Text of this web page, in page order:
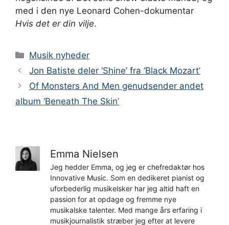
med i den nye Leonard Cohen-dokumentar
Hvis det er din vilje.
Kategorier
Musik nyheder
Jon Batiste deler ‘Shine’ fra ‘Black Mozart’
Of Monsters And Men genudsender andet
album ‘Beneath The Skin’
Emma Nielsen
Jeg hedder Emma, og jeg er chefredaktør hos
Innovative Music. Som en dedikeret pianist og
uforbederlig musikelsker har jeg altid haft en
passion for at opdage og fremme nye
musikalske talenter. Med mange års erfaring i
musikjournalistik stræber jeg efter at levere